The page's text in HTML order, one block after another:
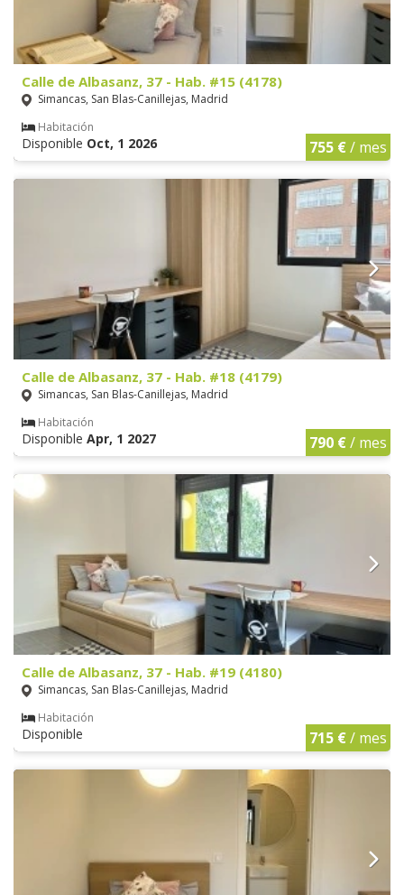
Calle de Albasanz, 37 - Hab. #15 (4178)
Simancas, San Blas-Canillejas, Madrid
Habitación
Disponible Oct, 1 2026 755 €/ mes
Calle de Albasanz, 37 - Hab. #18 (4179)
Simancas, San Blas-Canillejas, Madrid
Habitación
Disponible Apr, 1 2027 790 €/ mes
Calle de Albasanz, 37 - Hab. #19 (4180)
Simancas, San Blas-Canillejas, Madrid
Habitación
Disponible 715 €/ mes